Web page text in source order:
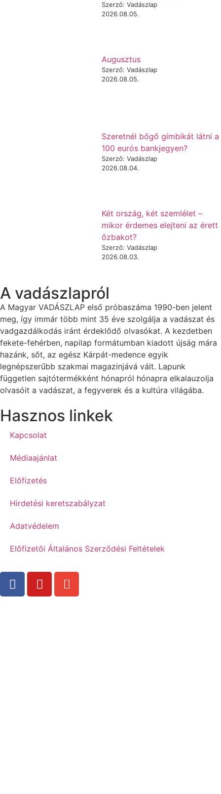
Szerző: Vadászlap
2026.08.05.
Augusztus
Szerző: Vadászlap
2026.08.05.
Szeretnél bőgő gímbikát látni a
100 eurós bankjegyen?
Szerző: Vadászlap
2026.08.04.
Két ország, két szemlélet –
mikor érdemes elejteni az érett
őzbakot?
Szerző: Vadászlap
2026.08.03.
A vadászlapról
A Magyar VADÁSZLAP első próbaszáma 1990-ben jelent
meg, így immár több mint 35 éve szolgálja a vadászat és
vadgazdálkodás iránt érdeklődő olvasókat. A kezdetben
fekete-fehérben, napilap formátumban kiadott újság mára
hazánk, sőt, az egész Kárpát-medence egyik
legnépszerűbb szakmai magazinjává vált. Lapunk
független sajtótermékként hónapról hónapra elkalauzolja
olvasóit a vadászat, a fegyverek és a kultúra világába.
Hasznos linkek
Kapcsolat
Médiaajánlat
Előfizetés
Hirdetési keretszabályzat
Adatvédelem
Előfizetői Általános Szerződési Feltételek